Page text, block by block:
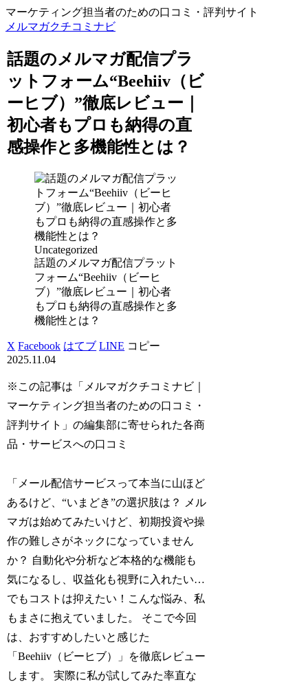
マーケティング担当者のための口コミ・評判サイト
メルマガクチコミナビ
話題のメルマガ配信プラ
ットフォーム“Beehiiv（ビ
ーヒブ）”徹底レビュー｜
初心者もプロも納得の直
感操作と多機能性とは？
Uncategorized
話題のメルマガ配信プラット
フォーム“Beehiiv（ビーヒ
ブ）”徹底レビュー｜初心者
もプロも納得の直感操作と多
機能性とは？
X Facebook はてブ LINE コピー
2025.11.04
※この記事は「メルマガクチコミナビ｜
マーケティング担当者のための口コミ・
評判サイト」の編集部に寄せられた各商
品・サービスへの口コミ
「メール配信サービスって本当に山ほど
あるけど、“いまどき”の選択肢は？ メル
マガは始めてみたいけど、初期投資や操
作の難しさがネックになっていません
か？ 自動化や分析など本格的な機能も
気になるし、収益化も視野に入れたい…
でもコストは抑えたい！こんな悩み、私
もまさに抱えていました。 そこで今回
は、おすすめしたいと感じた
「Beehiiv（ビーヒブ）」を徹底レビュー
します。 実際に私が試してみた率直な